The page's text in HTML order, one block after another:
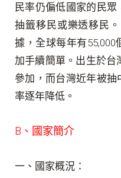
民率仍偏低國家的民
抽籤移民或樂透移民
據，全球每年有
加手續簡單。出生於台
參加，而台灣近年被
率逐年降低。
B 、國家簡介
一、國家概況：